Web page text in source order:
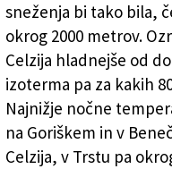
sneženja bi tako bila,
okrog 2000 metrov.
Celzija hladnejše od
izoterma pa za kakih
Najnižje nočne
na Goriškem in v
Celzija, v Trstu pa